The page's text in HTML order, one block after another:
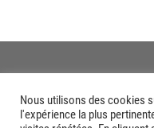
Nous utilisons des cookies
l'expérience la plus